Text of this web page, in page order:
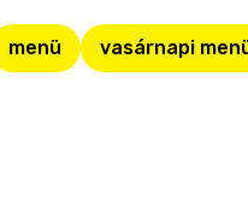
menü vasárnapi